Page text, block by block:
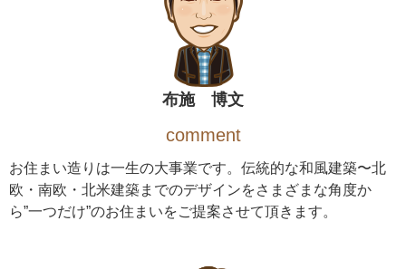
布施 博文
comment
お住まい造りは一生の大事業です。伝統的な和風建築〜北
欧・南欧・北米建築までのデザインをさまざまな角度か
ら”一つだけ”のお住まいをご提案させて頂きます。